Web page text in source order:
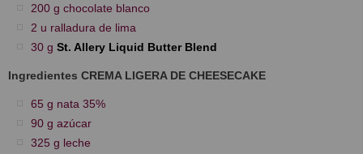
200 g chocolate blanco
2 u ralladura de lima
30 g St. Allery Liquid Butter Blend
Ingredientes CREMA LIGERA DE CHEESECAKE
65 g nata 35%
90 g azúcar
325 g leche